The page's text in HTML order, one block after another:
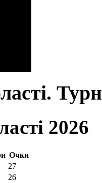
2026
Очки
27
26